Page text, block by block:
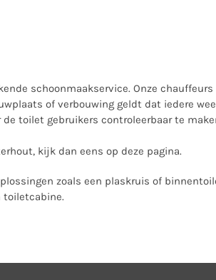
schoonmaakservice. Onze
of verbouwing geldt dat iedere
toilet gebruikers controleerbaar te
kijk dan eens op deze pagina.
zoals een plaskruis of
toiletcabine.